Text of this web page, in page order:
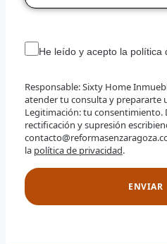
He leído y acepto la política
Responsable: Sixty Home
atender tu consulta y prepararte
Legitimación: tu consentimiento.
rectificación y supresión
la política de privacidad.